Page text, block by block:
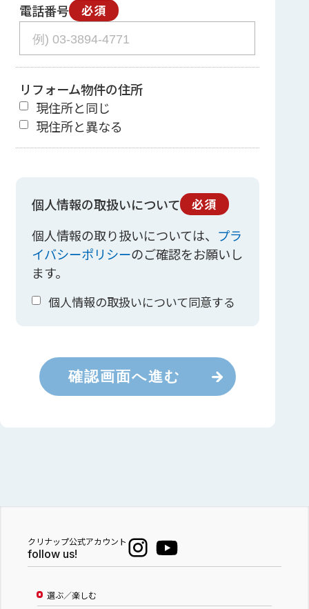
電話番号 必須
リフォーム物件の住所
現住所と同じ
現住所と異なる
個人情報の取扱いについて 必須
個人情報の取り扱いについては、 プラ
イバシーポリシーのご確認をお願いし
ます。
個人情報の取扱いについて同意する
確認画面へ進む
クリナップ公式アカウント
follow us!
選ぶ／楽しむ